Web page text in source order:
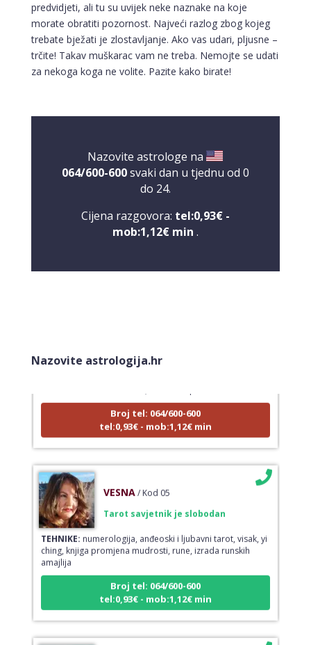
predvidjeti, ali tu su uvijek neke naznake na koje
morate obratiti pozornost. Najveći razlog zbog kojeg
trebate bježati je zlostavljanje. Ako vas udari, pljusne –
trčite! Takav muškarac vam ne treba. Nemojte se udati
za nekoga koga ne volite. Pazite kako birate!
Nazovite astrologe na
064/600-600svaki dan u tjednu od 0
do 24.
Cijena razgovora: tel:0,93€ -
mob:1,12€ min .
Nazovite astrologija.hr
Tarot savjetnik je zauzet
Broj tel: 064/600-600
tel:0,93€ - mob:1,12€ min
VESNA / Kod 05
Tarot savjetnik je slobodan
TEHNIKE:numerologija, anđeoski i ljubavni tarot, visak, yi
ching, knjiga promjena mudrosti, rune, izrada runskih
amajlija
Broj tel: 064/600-600
tel:0,93€ - mob:1,12€ min